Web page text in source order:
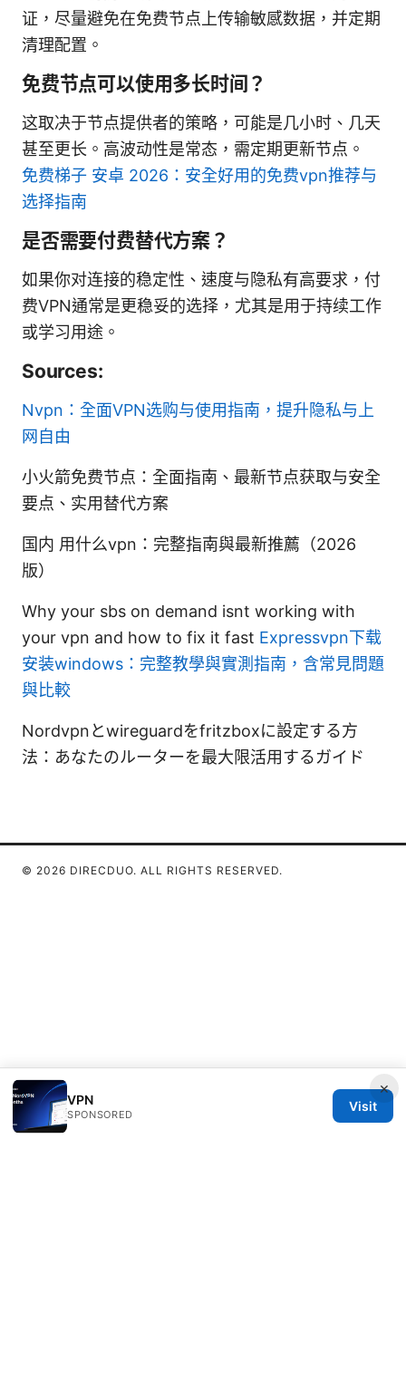
证，尽量避免在免费节点上传输敏感数据，并定期
清理配置。
免费节点可以使用多长时间？
这取决于节点提供者的策略，可能是几小时、几天
甚至更长。高波动性是常态，需定期更新节点。
免费梯子 安卓 2026：安全好用的免费vpn推荐与
选择指南
是否需要付费替代方案？
如果你对连接的稳定性、速度与隐私有高要求，付
费VPN通常是更稳妥的选择，尤其是用于持续工作
或学习用途。
Sources:
Nvpn：全面VPN选购与使用指南，提升隐私与上
网自由
小火箭免费节点：全面指南、最新节点获取与安全
要点、实用替代方案
国内 用什么vpn：完整指南與最新推薦（2026
版）
Why your sbs on demand isnt working with
your vpn and how to fix it fast Expressvpn下载
安装windows：完整教學與實測指南，含常見問題
與比較
Nordvpnとwireguardをfritzboxに設定する方
法：あなたのルーターを最大限活用するガイド
×
VPN
SPONSORED
Visit
© 2026 DIRECDUO. ALL RIGHTS RESERVED.